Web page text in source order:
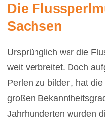
Die
Sachsen
Ursprünglich war die
weit verbreitet. Doch
Perlen zu bilden, hat
großen
Jahrhunderten wurden